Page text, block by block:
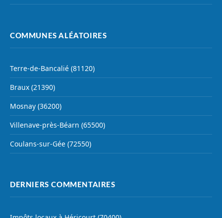
COMMUNES ALÉATOIRES
Terre-de-Bancalié (81120)
Braux (21390)
Mosnay (36200)
Villenave-près-Béarn (65500)
Coulans-sur-Gée (72550)
DERNIERS COMMENTAIRES